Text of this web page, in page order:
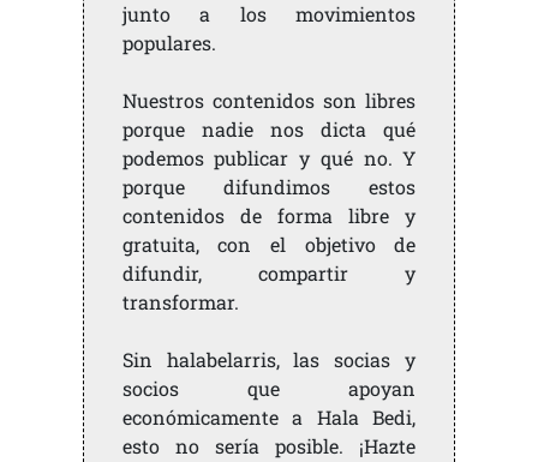
junto a los movimientos
populares.
Nuestros contenidos son libres
porque nadie nos dicta qué
podemos publicar y qué no. Y
porque difundimos estos
contenidos de forma libre y
gratuita, con el objetivo de
difundir, compartir y
transformar.
Sin halabelarris, las socias y
socios que apoyan
económicamente a Hala Bedi,
esto no sería posible. ¡Hazte